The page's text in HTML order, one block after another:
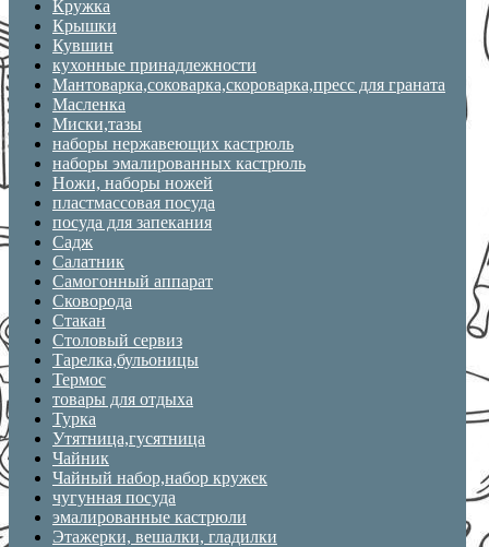
Кружка
Крышки
Кувшин
кухонные принадлежности
Мантоварка,соковарка,скороварка,пресс для граната
Масленка
Миски,тазы
наборы нержавеющих кастрюль
наборы эмалированных кастрюль
Ножи, наборы ножей
пластмассовая посуда
посуда для запекания
Садж
Салатник
Самогонный аппарат
Сковорода
Стакан
Столовый сервиз
Тарелка,бульоницы
Термос
товары для отдыха
Турка
Утятница,гусятница
Чайник
Чайный набор,набор кружек
чугунная посуда
эмалированные кастрюли
Этажерки, вешалки, гладилки